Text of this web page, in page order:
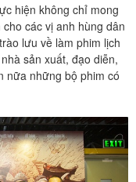
hiện không chỉ mong
các vị anh hùng dân
lưu về làm phim lịch
sản xuất, đạo diễn,
nữa những bộ phim có